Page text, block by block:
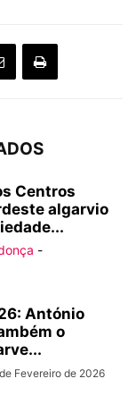
Centros
algarvio
-
António
o
Fevereiro de 2026